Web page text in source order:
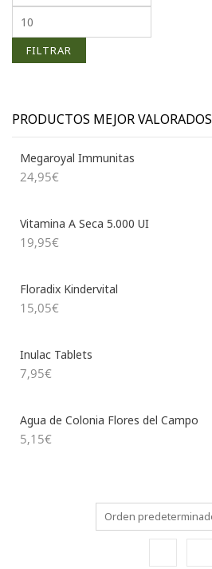
FILTRAR
PRODUCTOS MEJOR VALORADOS
Megaroyal Immunitas
24,95€
Vitamina A Seca 5.000 UI
19,95€
Floradix Kindervital
15,05€
Inulac Tablets
7,95€
Agua de Colonia Flores del Campo
5,15€